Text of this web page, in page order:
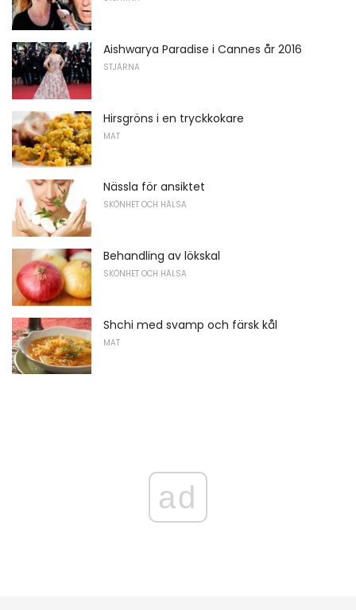
Aishwarya Paradise i Cannes år 2016
STJÄRNA
Hirsgröns i en tryckkokare
MAT
Nässla för ansiktet
SKÖNHET OCH HÄLSA
Behandling av lökskal
SKÖNHET OCH HÄLSA
Shchi med svamp och färsk kål
MAT
ad